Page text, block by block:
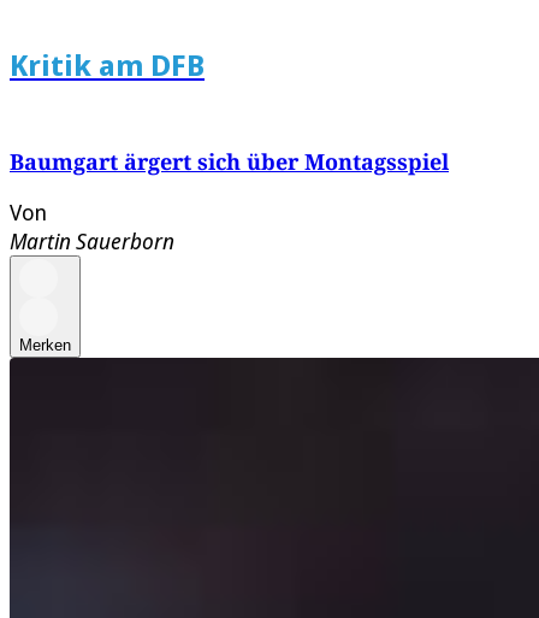
Kritik am DFB
Baumgart ärgert sich über Montagsspiel
Von
Martin Sauerborn
Merken